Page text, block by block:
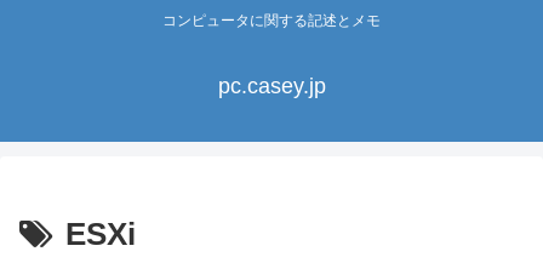
コンピュータに関する記述とメモ
pc.casey.jp
ESXi